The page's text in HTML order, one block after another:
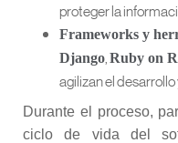
proteger la
Frameworks y
Django Ruby on
agilizan el
Durante el proceso,
ciclo de vida del